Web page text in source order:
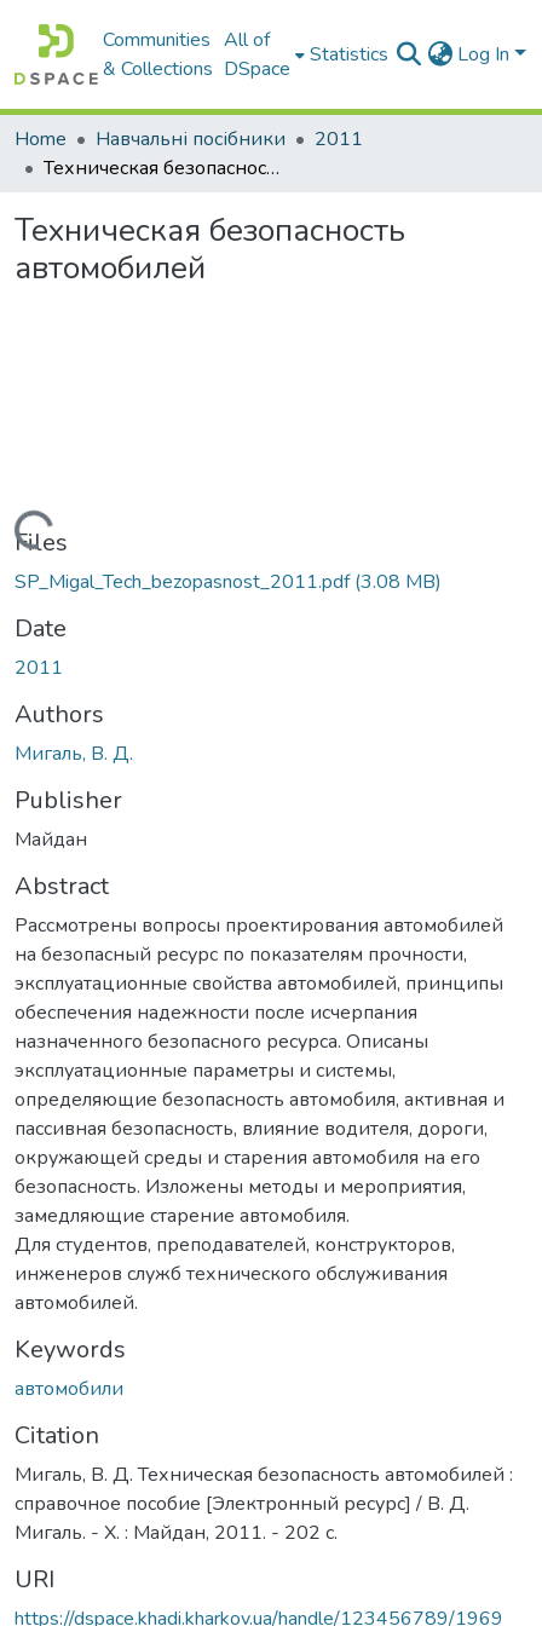
Communities
& Collections
All of
DSpace
Statistics Log In
Home Навчальні посібники
2011
Техническая безопасность автомобилей
Техническая безопасность
автомобилей
Loading...
Files
SP_Migal_Tech_bezopasnost_2011.pdf(3.08 MB)
Date
2011
Authors
Мигаль, В. Д.
Publisher
Майдан
Abstract
Рассмотрены вопросы проектирования автомобилей
на безопасный ресурс по показателям прочности,
эксплуатационные свойства автомобилей, принципы
обеспечения надежности после исчерпания
назначенного безопасного ресурса. Описаны
эксплуатационные параметры и системы,
определяющие безопасность автомобиля, активная и
пассивная безопасность, влияние водителя, дороги,
окружающей среды и старения автомобиля на его
безопасность. Изложены методы и мероприятия,
замедляющие старение автомобиля.
Для студентов, преподавателей, конструкторов,
инженеров служб технического обслуживания
автомобилей.
Keywords
автомобили
Citation
Мигаль, В. Д. Техническая безопасность автомобилей :
справочное пособие [Электронный ресурс] / В. Д.
Мигаль. - Х. : Майдан, 2011. - 202 с.
URI
https://dspace.khadi.kharkov.ua/handle/123456789/1969